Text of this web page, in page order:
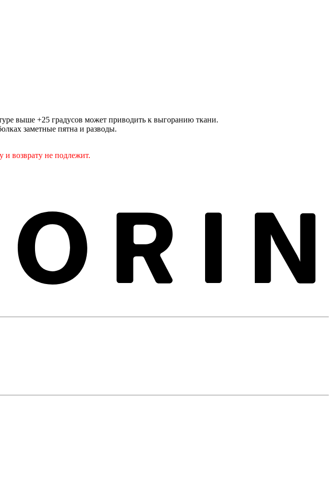
выше +25 градусов может приводить к выгоранию ткани.
заметные пятна и разводы.
и возврату не подлежит.